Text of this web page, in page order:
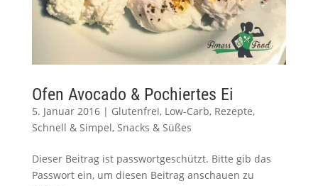
Ofen Avocado & Pochiertes Ei
5. Januar 2016| Glutenfrei, Low-Carb, Rezepte,
Schnell & Simpel, Snacks & Süßes
Dieser Beitrag ist passwortgeschützt. Bitte gib das
Passwort ein, um diesen Beitrag anschauen zu